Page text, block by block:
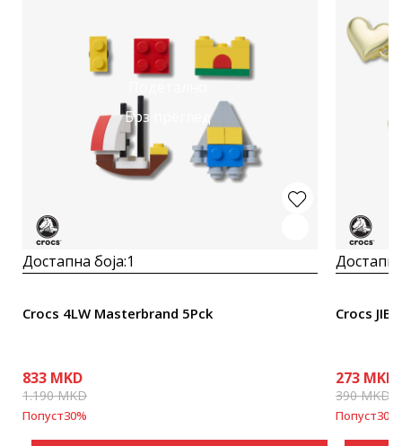
Подетално
Брз преглед
Достапна боја:1
Crocs 4LW Masterbrand 5Pck
833 MKD
1.190MKD
Попуст30%
Crocs
273 MKD
390MKD
Попуст30